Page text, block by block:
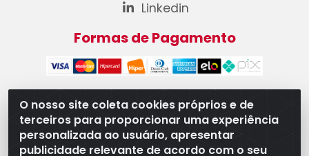
O nosso site coleta cookies próprios e de
terceiros para proporcionar uma experiência
personalizada ao usuário, apresentar
publicidade relevante de acordo com o seu
Linkedin
Formas de Pagamento
WB Componentes Automotivos LTDA - CNPJ
08.528.393/0001-12 - Rua do Níquel, 667 - Parque
Oeste Industrial, Goiânia/GO - CEP 74375-660